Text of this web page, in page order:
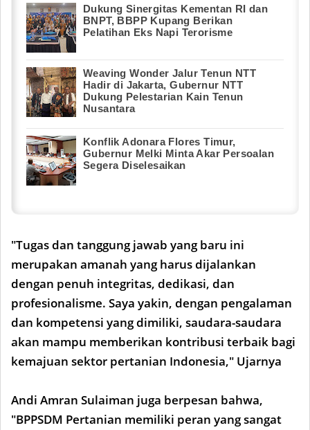
Dukung Sinergitas Kementan RI dan
BNPT, BBPP Kupang Berikan
Pelatihan Eks Napi Terorisme
Weaving Wonder Jalur Tenun NTT
Hadir di Jakarta, Gubernur NTT
Dukung Pelestarian Kain Tenun
Nusantara
Konflik Adonara Flores Timur,
Gubernur Melki Minta Akar Persoalan
Segera Diselesaikan
"Tugas dan tanggung jawab yang baru ini
merupakan amanah yang harus dijalankan
dengan penuh integritas, dedikasi, dan
profesionalisme. Saya yakin, dengan pengalaman
dan kompetensi yang dimiliki, saudara-saudara
akan mampu memberikan kontribusi terbaik bagi
kemajuan sektor pertanian Indonesia," Ujarnya
Andi Amran Sulaiman juga berpesan bahwa,
"BPPSDM Pertanian memiliki peran yang sangat